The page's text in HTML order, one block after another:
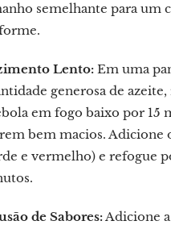
semelhante para um
Lento: Em uma
generosa de
em fogo baixo por 15
bem macios. Adicione
e vermelho) e refogue
de Sabores:Adicione